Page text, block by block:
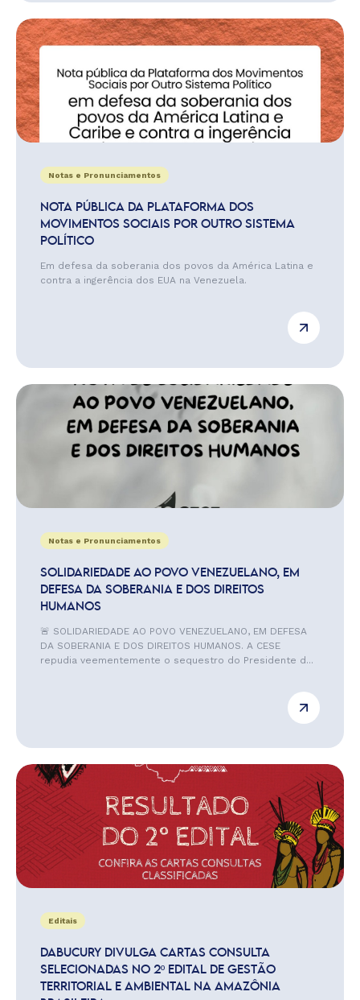
Notas e Pronunciamentos
NOTA PÚBLICA DA PLATAFORMA DOS
MOVIMENTOS SOCIAIS POR OUTRO SISTEMA
POLÍTICO
Em defesa da soberania dos povos da América Latina e
contra a ingerência dos EUA na Venezuela.
Notas e Pronunciamentos
SOLIDARIEDADE AO POVO VENEZUELANO, EM
DEFESA DA SOBERANIA E DOS DIREITOS
HUMANOS
🚨 SOLIDARIEDADE AO POVO VENEZUELANO, EM DEFESA
DA SOBERANIA E DOS DIREITOS HUMANOS. A CESE
repudia veementemente o sequestro do Presidente d...
Editais
DABUCURY DIVULGA CARTAS CONSULTA
SELECIONADAS NO 2º EDITAL DE GESTÃO
TERRITORIAL E AMBIENTAL NA AMAZÔNIA